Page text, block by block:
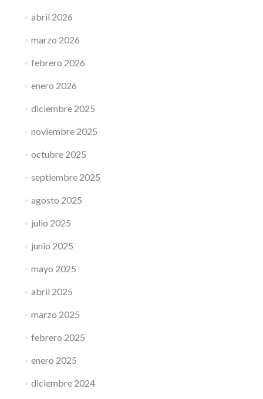
abril 2026
marzo 2026
febrero 2026
enero 2026
diciembre 2025
noviembre 2025
octubre 2025
septiembre 2025
agosto 2025
julio 2025
junio 2025
mayo 2025
abril 2025
marzo 2025
febrero 2025
enero 2025
diciembre 2024